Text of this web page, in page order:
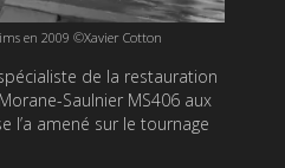
en 2009 ©Xavier Cotton
de la restauration
Saulnier MS406 aux
l’a amené sur le tournage